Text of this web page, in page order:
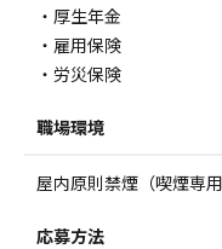
・厚生年金
・雇用保険
・労災保険
職場環境
屋内原則禁煙（喫煙専
応募方法